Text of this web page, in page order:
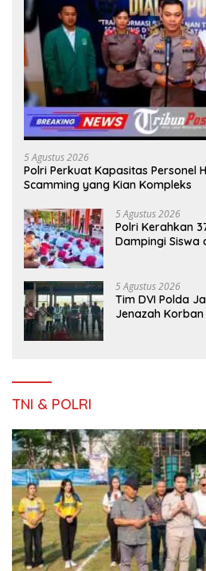
5 Agustus 2026
Polri Perkuat Kapasitas Personel
Scamming yang Kian Kompleks
5 Agustus 2026
Polri Kerahkan
Dampingi Siswa
5 Agustus 2026
Tim DVI Polda
Jenazah Korban
TNI & POLRI